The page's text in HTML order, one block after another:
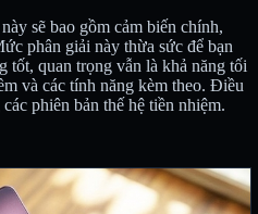
sẽ bao gồm cảm biến chính,
phân giải này thừa sức để bạn
tốt, quan trọng vẫn là khả năng tối
và các tính năng kèm theo. Điều
phiên bản thế hệ tiền nhiệm.